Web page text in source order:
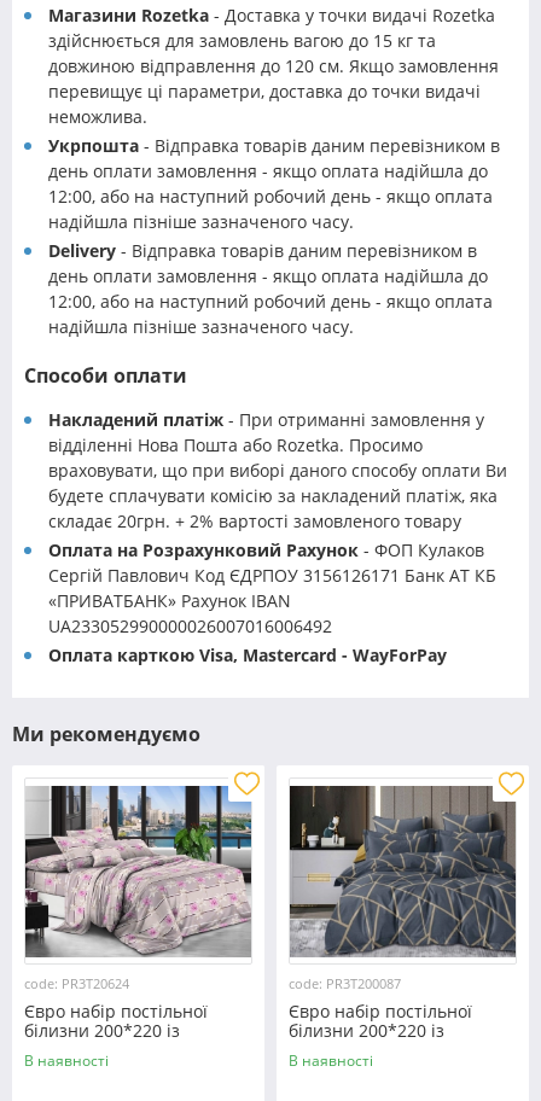
Магазини Rozetka - Доставка у точки видачі Rozetka
здійснюється для замовлень вагою до 15 кг та
довжиною відправлення до 120 см. Якщо замовлення
перевищує ці параметри, доставка до точки видачі
неможлива.
Укрпошта - Відправка товарів даним перевізником в
день оплати замовлення - якщо оплата надійшла до
12:00, або на наступний робочий день - якщо оплата
надійшла пізніше зазначеного часу.
Delivery - Відправка товарів даним перевізником в
день оплати замовлення - якщо оплата надійшла до
12:00, або на наступний робочий день - якщо оплата
надійшла пізніше зазначеного часу.
Способи оплати
Накладений платіж - При отриманні замовлення у
відділенні Нова Пошта або Rozetka. Просимо
враховувати, що при виборі даного способу оплати Ви
будете сплачувати комісію за накладений платіж, яка
складає 20грн. + 2% вартості замовленого товару
Оплата на Розрахунковий Рахунок - ФОП Кулаков
Сергій Павлович Код ЄДРПОУ 3156126171 Банк АТ КБ
«ПРИВАТБАНК» Рахунок IBAN
UA233052990000026007016006492
Оплата карткою Visa, Mastercard - WayForPay
Ми рекомендуємо
code: PR3T20624
Євро набір постільної
білизни 200*220 із
полікотону №20624
Черешенка™
В наявності
code: PR3T200087
Євро набір постільної
білизни 200*220 із
полікотону №200087
Черешенька™
В наявності